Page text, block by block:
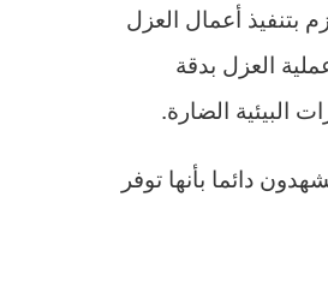
أعمال العزل
العزل بدقة
البيئية الضارة.
دائما بأنها توفر